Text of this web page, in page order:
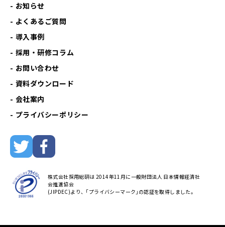
お知らせ
よくあるご質問
導入事例
採用・研修コラム
お問い合わせ
資料ダウンロード
会社案内
プライバシーポリシー
株式会社採用総研は 2014年11月に一般財団法人 日本情報経済社
会推進協会
(JIPDEC)より、｢プライバシーマーク｣の認証を取得しました。